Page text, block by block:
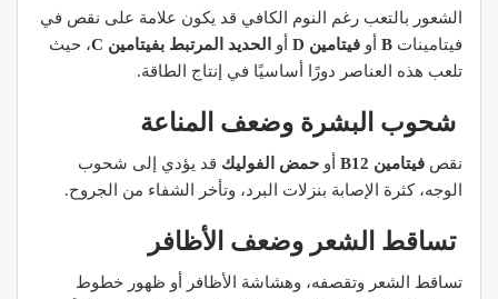
الشعور بالتعب رغم النوم الكافي قد يكون علامة على نقص في
فيتامينات B أو فيتامين D أو الحديد المرتبط بفيتامين C
، حيث
تلعب هذه العناصر دورًا أساسيًا في إنتاج الطاقة.
شحوب البشرة وضعف المناعة
نقص فيتامين B12 أو حمض الفوليك قد يؤدي إلى شحوب
الوجه، كثرة الإصابة بنزلات البرد، وتأخر الشفاء من الجروح.
تساقط الشعر وضعف الأظافر
تساقط الشعر وتقصفه، وهشاشة الأظافر أو ظهور خطوط